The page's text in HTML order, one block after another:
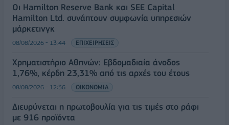
Οι Hamilton Reserve Bank και SEE Capital
Hamilton Ltd. συνάπτουν συμφωνία υπηρεσιών
μάρκετινγκ
08/08/2026 - 13:44 ΕΠΙΧΕΙΡΗΣΕΙΣ
Χρηματιστήριο Αθηνών: Εβδομαδιαία άνοδος
1,76%, κέρδη 23,31% από τις αρχές του έτους
08/08/2026 - 12:36 ΟΙΚΟΝΟΜΙΑ
Διευρύνεται η πρωτοβουλία για τις τιμές στο ράφι
με 916 προϊόντα